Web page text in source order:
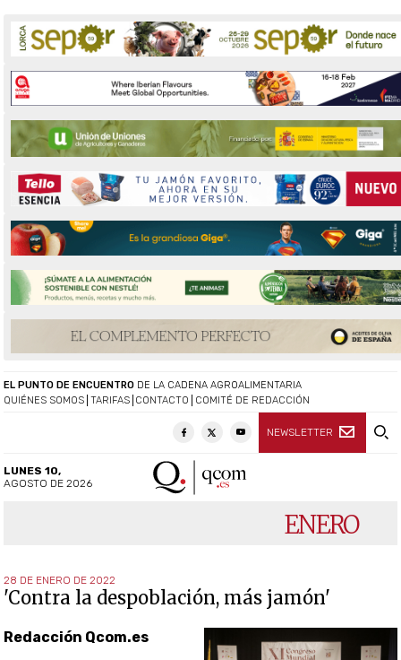
QUIÉNES SOMOS TARIFAS CONTACTO COMITÉ DE REDACCIÓN
NEWSLETTER
EL PUNTO DE ENCUENTRO DE LA CADENA AGROALIMENTARIA
LUNES 10,
AGOSTO DE 2026
ENERO
28 DE ENERO DE 2022
'Contra la despoblación, más jamón'
Redacción Qcom.es